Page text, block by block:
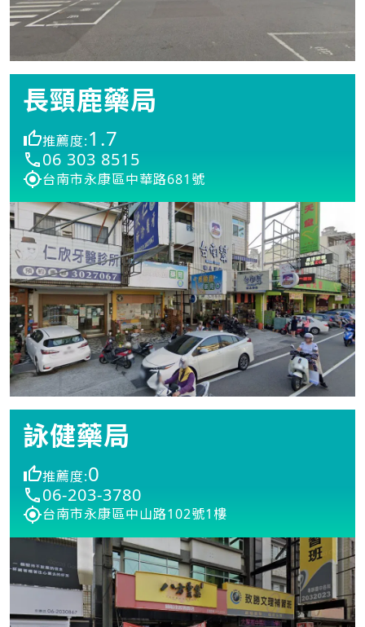
長頸鹿藥局
推薦度:1.7
06 303 8515
台南市永康區中華路681號
詠健藥局
推薦度:0
06-203-3780
台南市永康區中山路102號1樓